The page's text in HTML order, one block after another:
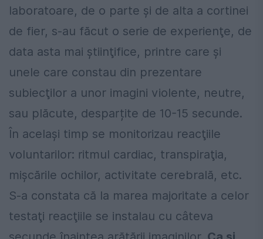
laboratoare, de o parte şi de alta a cortinei
de fier, s-au făcut o serie de experienţe, de
data asta mai ştiinţifice, printre care şi
unele care constau din prezentare
subiecţilor a unor imagini violente, neutre,
sau plăcute, desparțite de 10-15 secunde.
În acelaşi timp se monitorizau reacţiile
voluntarilor: ritmul cardiac, transpiraţia,
mişcările ochilor, activitate cerebrală, etc.
S-a constata că la marea majoritate a celor
testaţi reacţiile se instalau cu câteva